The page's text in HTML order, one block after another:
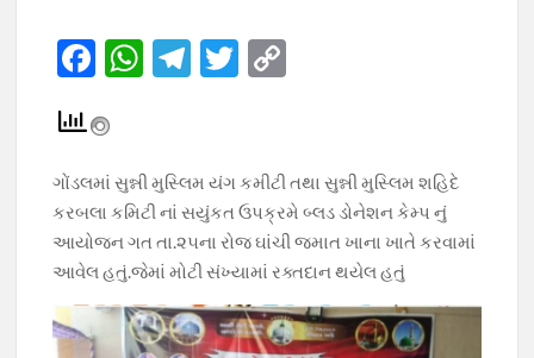
F
e
b
o
o
k
W
s
A
p
p
T
gr
a
m
T
er y
Li
n
k
ગોંડલમાં સુન્ની મુસ્લિમ યંગ કમીટી તથા સુન્ની મુસ્લિમ શહિદે
કરબલા કમિટી નાં સયુંકત ઉપક્રમે બ્લડ ડોનેશન કેમ્પ નું
આયોજન ગત તા.૨૫ના રોજ ઘાંચી જમાત ખાના ખાતે કરવામાં
આવેલ હતું.જેમાં મોટી સંખ્યામાં રક્તદાન થયેલ હતું